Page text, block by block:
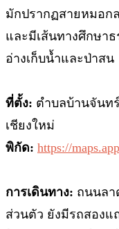
มักปรากฏสายหมอก
และมีเส้นทางศึกษา
อ่างเก็บน้ำและป่าสน
ที่ตั้ง: ตำบลบ้านจันท
เชียงใหม่
พิกัด: https://
การเดินทาง: ถนนลา
ส่วนตัว ยังมีรถสองแ